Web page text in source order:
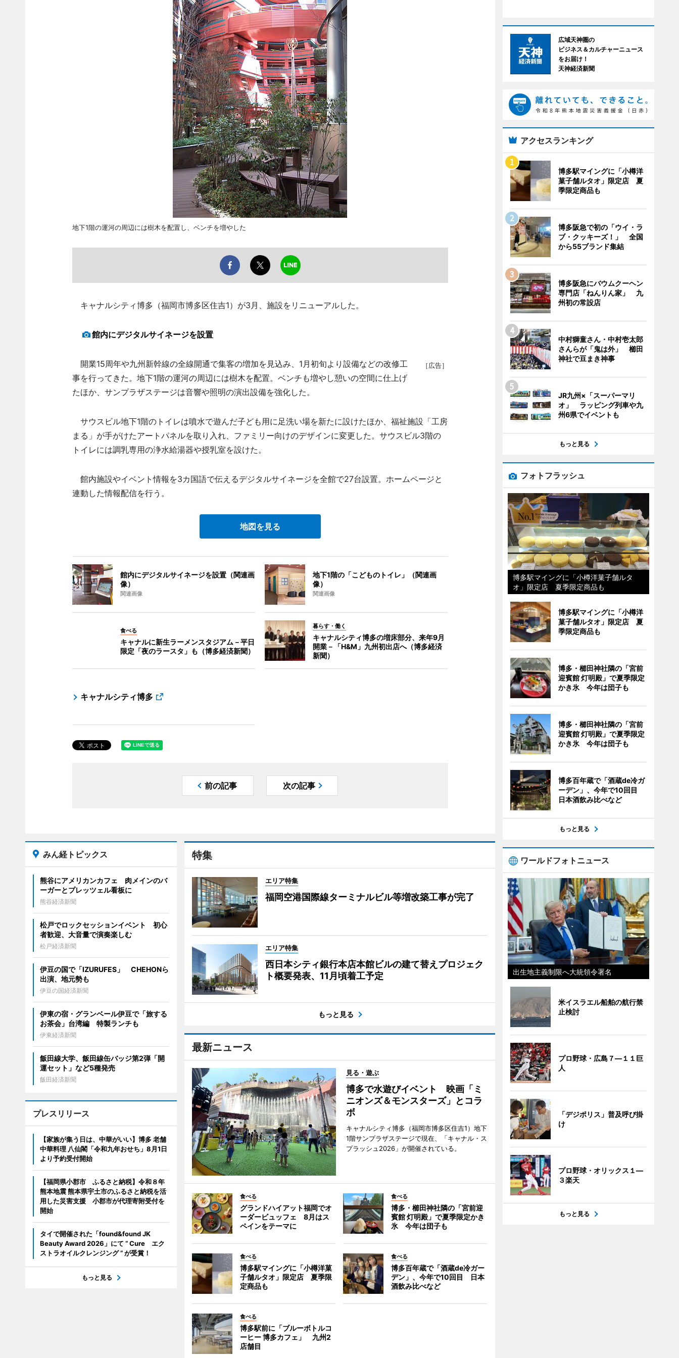
地下1階の運河の周辺には樹木を配置し、ベンチを増やした
キャナルシティ博多（福岡市博多区住吉1）が3月、施設をリニューアルした。
館内にデジタルサイネージを設置
［広告］
開業15周年や九州新幹線の全線開通で集客の増加を見込み、1月初旬より設備などの改修工
事を行ってきた。地下1階の運河の周辺には樹木を配置。ベンチも増やし憩いの空間に仕上げ
たほか、サンプラザステージは音響や照明の演出設備を強化した。
サウスビル地下1階のトイレは噴水で遊んだ子ども用に足洗い場を新たに設けたほか、福祉施設「工房
まる」が手がけたアートパネルを取り入れ、ファミリー向けのデザインに変更した。サウスビル3階の
トイレには調乳専用の浄水給湯器や授乳室を設けた。
館内施設やイベント情報を3カ国語で伝えるデジタルサイネージを全館で27台設置。ホームページと
連動した情報配信を行う。
地図を見る
館内にデジタルサイネージを設置（関連画
像）
関連画像
地下1階の「こどものトイレ」（関連画
像）
関連画像
食べる
キャナルに新生ラーメンスタジアム－平日
限定「夜のラースタ」も（博多経済新聞）
暮らす・働く
キャナルシティ博多の増床部分、来年9月
開業－「H&M」九州初出店へ（博多経済
新聞）
キャナルシティ博多
前の記事 次の記事
特集
エリア特集
福岡空港国際線ターミナルビル等増改築工事が完了
エリア特集
西日本シティ銀行本店本館ビルの建て替えプロジェク
ト概要発表、11月頃着工予定
もっと見る
最新ニュース
見る・遊ぶ
博多で水遊びイベント 映画「ミ
ニオンズ＆モンスターズ」とコラ
ボ
キャナルシティ博多（福岡市博多区住吉1）地下
1階サンプラザステージで現在、「キャナル・ス
プラッシュ2026」が開催されている。
食べる
グランドハイアット福岡でオ
ーダービュッフェ 8月はス
ペインをテーマに
食べる
博多・櫛田神社隣の「宮前迎
賓館 灯明殿」で夏季限定かき
氷 今年は団子も
食べる
博多駅マイングに「小樽洋菓
子舗ルタオ」限定店 夏季限
定商品も
食べる
博多百年蔵で「酒蔵de冷ガー
デン」、今年で10回目 日本
酒飲み比べなど
食べる
博多駅前に「ブルーボトルコ
ーヒー 博多カフェ」 九州2
店舗目
みん経トピックス
熊谷にアメリカンカフェ 肉メインのバ
ーガーとプレッツェル看板に
熊谷経済新聞
松戸でロックセッションイベント 初心
者歓迎、大音量で演奏楽しむ
松戸経済新聞
伊豆の国で「IZURUFES」 CHEHONら
出演、地元勢も
伊豆の国経済新聞
伊東の宿・グランベール伊豆で「旅する
お茶会」台湾編 特製ランチも
伊東経済新聞
飯田線大学、飯田線缶バッジ第2弾「開
運セット」など5種発売
飯田経済新聞
プレスリリース
【家族が集う日は、中華がいい】博多 老舗
中華料理 八仙閣「令和九年おせち」8月1日
より予約受付開始
【福岡県小郡市 ふるさと納税】令和８年
熊本地震 熊本県宇土市のふるさと納税を活
用した災害支援 小郡市が代理寄附受付を
開始
タイで開催された「found&found JK
Beauty Award 2026」にて “ Cure エク
ストラオイルクレンジング ” が受賞！
もっと見る
広域天神圏の
ビジネス＆カルチャーニュース
をお届け！
天神経済新聞
アクセスランキング
博多駅マイングに「小樽洋
菓子舗ルタオ」限定店 夏
季限定商品も
博多阪急で初の「ウイ・ラ
ブ・クッキーズ！」 全国
から55ブランド集結
博多阪急にバウムクーヘン
専門店「ねんりん家」 九
州初の常設店
中村獅童さん・中村壱太郎
さんらが「鬼は外」 櫛田
神社で豆まき神事
JR九州×「スーパーマリ
オ」 ラッピング列車や九
州6県でイベントも
もっと見る
フォトフラッシュ
博多駅マイングに「小樽洋菓子舗ルタ
オ」限定店 夏季限定商品も
博多駅マイングに「小樽洋
菓子舗ルタオ」限定店 夏
季限定商品も
博多・櫛田神社隣の「宮前
迎賓館 灯明殿」で夏季限定
かき氷 今年は団子も
博多・櫛田神社隣の「宮前
迎賓館 灯明殿」で夏季限定
かき氷 今年は団子も
博多百年蔵で「酒蔵de冷ガ
ーデン」、今年で10回目
日本酒飲み比べなど
もっと見る
ワールドフォトニュース
出生地主義制限へ大統領令署名
米イスラエル船舶の航行禁
止検討
プロ野球・広島７―１１巨
人
「デジポリス」普及呼び掛
け
プロ野球・オリックス１―
３楽天
もっと見る